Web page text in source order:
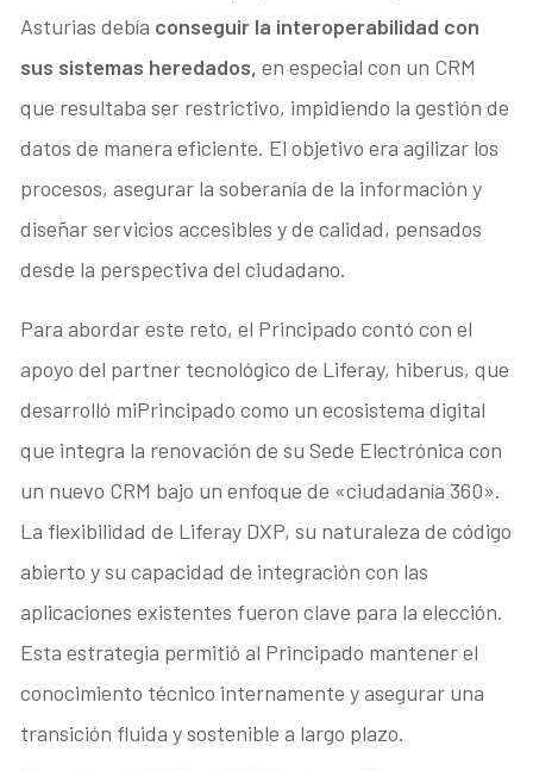
Asturias debía conseguir la interoperabilidad con
sus sistemas heredados,en especial con un CRM
que resultaba ser restrictivo, impidiendo la gestión de
datos de manera eficiente. El objetivo era agilizar los
procesos, asegurar la soberanía de la información y
diseñar servicios accesibles y de calidad, pensados
desde la perspectiva del ciudadano.
Para abordar este reto, el Principado contó con el
apoyo del partner tecnológico de Liferay, hiberus, que
desarrolló miPrincipado como un ecosistema digital
que integra la renovación de su Sede Electrónica con
un nuevo CRM bajo un enfoque de «ciudadanía 360».
La flexibilidad de Liferay DXP, su naturaleza de código
abierto y su capacidad de integración con las
aplicaciones existentes fueron clave para la elección.
Esta estrategia permitió al Principado mantener el
conocimiento técnico internamente y asegurar una
transición fluida y sostenible a largo plazo.